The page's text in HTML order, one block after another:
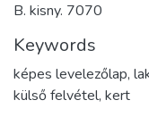
B. kisny. 7070
Keywords
képes levelezőlap,
külső felvétel, kert